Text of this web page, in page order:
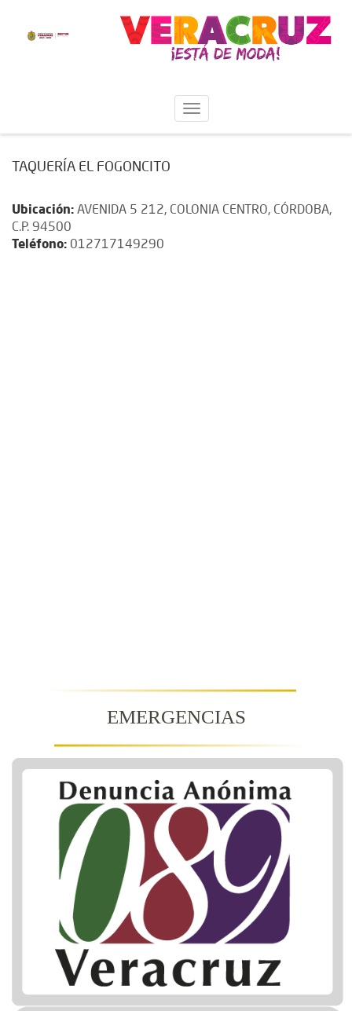
TAQUERÍA EL FOGONCITO
Ubicación: AVENIDA 5 212, COLONIA CENTRO, CÓRDOBA,
C.P. 94500
Teléfono: 012717149290
EMERGENCIAS